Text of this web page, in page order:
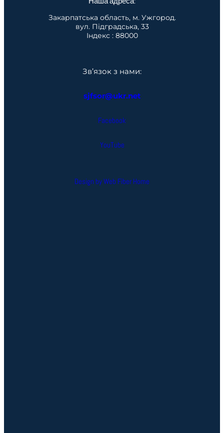
Закарпатська область, м. Ужгород.
вул. Підградська, 33
Індекс : 88000
Зв’язок з нами:
sjfsor@ukr.net
Facebook
YouTube
Design by Web Fiber Home